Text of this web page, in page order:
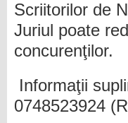
Scriitorilor de
Juriul poate
concurenţilor.
Informaţii
0748523924